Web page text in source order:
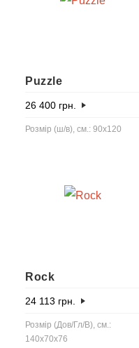
Puzzle
26 400 грн.
Розмір (ш/в), см.: 90х120
Rock
24 113 грн.
Розмір (Дов/Гл/В), см.:
140x70x76